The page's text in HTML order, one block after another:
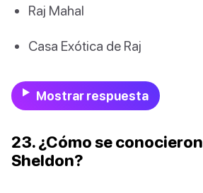
Raj Mahal
Casa Exótica de Raj
Mostrar respuesta
23. ¿Cómo se
Sheldon?